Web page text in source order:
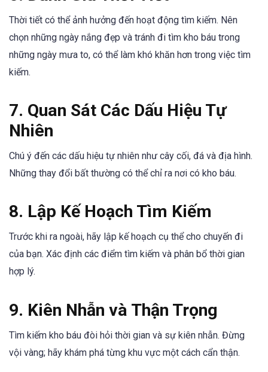
Thời tiết có thể ảnh hưởng đến hoạt động tìm kiếm. Nên
chọn những ngày nắng đẹp và tránh đi tìm kho báu trong
những ngày mưa to, có thể làm khó khăn hơn trong việc tìm
kiếm.
7. Quan Sát Các Dấu Hiệu Tự
Nhiên
Chú ý đến các dấu hiệu tự nhiên như cây cối, đá và địa hình.
Những thay đổi bất thường có thể chỉ ra nơi có kho báu.
8. Lập Kế Hoạch Tìm Kiếm
Trước khi ra ngoài, hãy lập kế hoạch cụ thể cho chuyến đi
của bạn. Xác định các điểm tìm kiếm và phân bổ thời gian
hợp lý.
9. Kiên Nhẫn và Thận Trọng
Tìm kiếm kho báu đòi hỏi thời gian và sự kiên nhẫn. Đừng
vội vàng; hãy khám phá từng khu vực một cách cẩn thận.